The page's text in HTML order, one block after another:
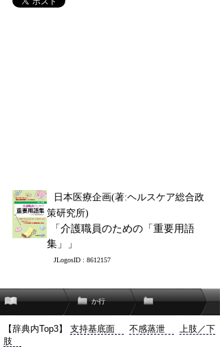
日本医療企画(著:ヘルスケア総合政
策研究所)
「介護職員のための「重要用語
集」」
JLogosID : 8612157
か行
【辞典内Top3】 支持基底面 不感蒸泄
上肢／下
肢